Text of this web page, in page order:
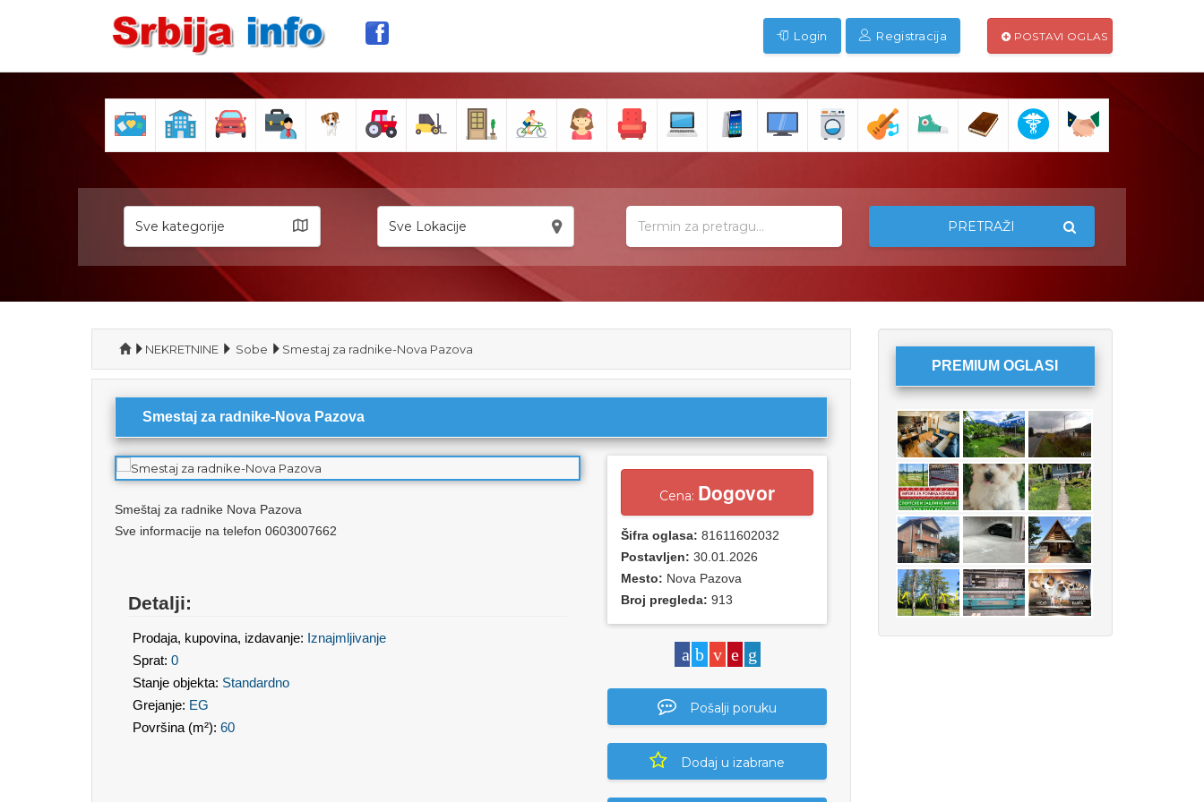
Login Registracija POSTAVI OGLAS
Sve kategorije Sve Lokacije PRETRAŽI
NEKRETNINE Sobe Smestaj za radnike-Nova Pazova
Smestaj za radnike-Nova Pazova
Smeštaj za radnike Nova Pazova
Sve informacije na telefon 0603007662
Detalji:
Prodaja, kupovina, izdavanje: Iznajmljivanje
Sprat: 0
Stanje objekta: Standardno
Grejanje: EG
Površina (m²): 60
Cena: Dogovor
Šifra oglasa:81611602032
Postavljen:30.01.2026
Mesto: Nova Pazova
Broj pregleda:913
Pošalji poruku
Dodaj u izabrane
PREMIUM OGLASI